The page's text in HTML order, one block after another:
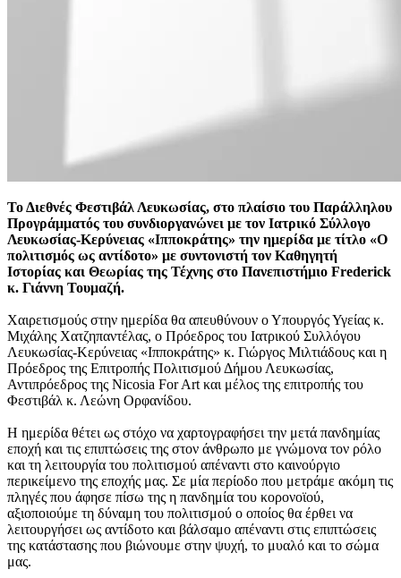
Το Διεθνές Φεστιβάλ Λευκωσίας, στο πλαίσιο του Παράλληλου
Προγράμματός του συνδιοργανώνει με τον Ιατρικό Σύλλογο
Λευκωσίας-Κερύνειας «Ιπποκράτης» την ημερίδα με τίτλο «Ο
πολιτισμός ως αντίδοτο» με συντονιστή τον Καθηγητή
Ιστορίας και Θεωρίας της Τέχνης στο Πανεπιστήμιο Frederick
κ. Γιάννη Τουμαζή.
Χαιρετισμούς στην ημερίδα θα απευθύνουν ο Υπουργός Υγείας κ.
Μιχάλης Χατζηπαντέλας, ο Πρόεδρος του Ιατρικού Συλλόγου
Λευκωσίας-Κερύνειας «Ιπποκράτης» κ. Γιώργος Μιλτιάδους και η
Πρόεδρος της Επιτροπής Πολιτισμού Δήμου Λευκωσίας,
Αντιπρόεδρος της Nicosia For Art και μέλος της επιτροπής του
Φεστιβάλ κ. Λεώνη Ορφανίδου.
Η ημερίδα θέτει ως στόχο να χαρτογραφήσει την μετά πανδημίας
εποχή και τις επιπτώσεις της στον άνθρωπο με γνώμονα τον ρόλο
και τη λειτουργία του πολιτισμού απέναντι στο καινούργιο
περικείμενο της εποχής μας. Σε μία περίοδο που μετράμε ακόμη τις
πληγές που άφησε πίσω της η πανδημία του κορονοϊού,
αξιοποιούμε τη δύναμη του πολιτισμού ο οποίος θα έρθει να
λειτουργήσει ως αντίδοτο και βάλσαμο απέναντι στις επιπτώσεις
της κατάστασης που βιώνουμε στην ψυχή, το μυαλό και το σώμα
μας.